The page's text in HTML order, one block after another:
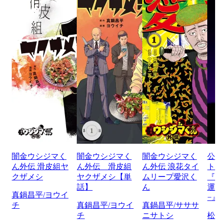
闇金ウシジマく
ん外伝 滑皮組ヤ
クザメシ
真鍋昌平/ヨウイ
チ
闇金ウシジマく
ん外伝 滑皮組
ヤクザメシ【単
話】
真鍋昌平/ヨウイ
チ
闇金ウシジマく
ん外伝 浪花タイ
ムリープ愛沢く
ん
真鍋昌平/サササ
ニサトシ
公
運
−
松